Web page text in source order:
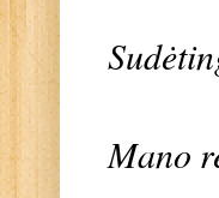
Mano